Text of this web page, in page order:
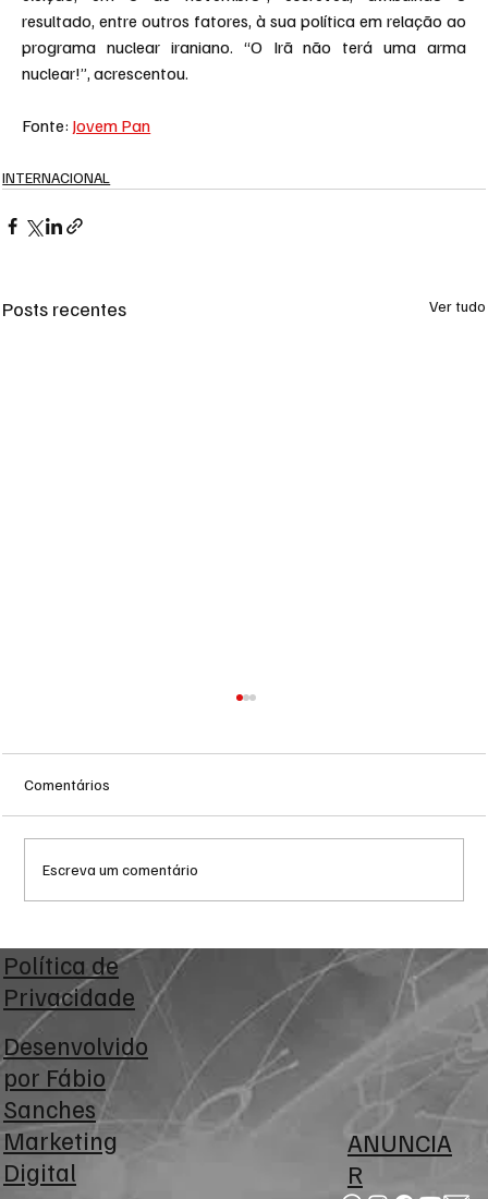
resultado, entre outros fatores, à sua política em relação ao
programa nuclear iraniano. “O Irã não terá uma arma
nuclear!”, acrescentou.
Fonte: Jovem Pan
INTERNACIONAL
Posts recentes Ver tudo
Arábia Saudita, Turquia e Paquistão fecham
aliança estratégica de defesa diante do
aumento das tensões no Oriente Médio
Comentários
Escreva um comentário
Política de
Privacidade
Desenvolvido
por Fábio
Sanches
Marketing
Digital
ANUNCIA
R